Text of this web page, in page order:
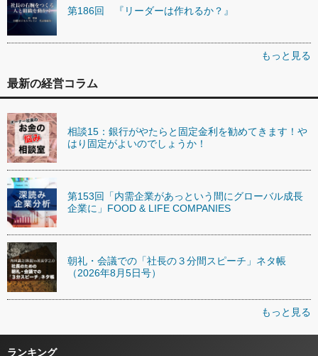
第186回 『リーダーは作れるか？』
もっと見る
最新の経営コラム
相談15：銀行がやたらと固定金利を勧めてきます！や
はり固定がよいのでしょうか！
第153回「内需企業があっという間にグローバル成長
企業に」FOOD & LIFE COMPANIES
朝礼・会議での「社長の３分間スピーチ」ネタ帳
（2026年8月5日号）
もっと見る
ランキング